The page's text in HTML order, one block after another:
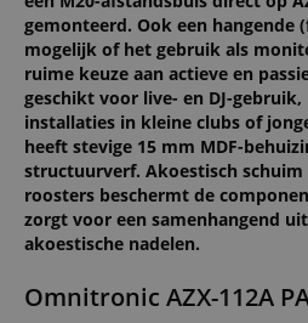
gemonteerd. Ook een hangende
mogelijk of het gebruik als
ruime keuze aan actieve en
geschikt voor live- en DJ-
installaties in kleine clubs of
heeft stevige 15 mm MDF-
structuurverf. Akoestisch schuim
roosters beschermt de
zorgt voor een samenhangend
akoestische nadelen.
Omnitronic AZX-112A